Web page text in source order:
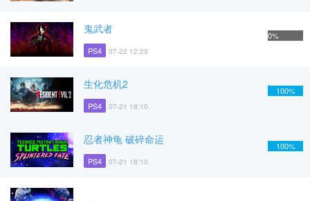
鬼武者
PS4 07-22 12:25
0%
生化危机2
PS4 07-21 18:10
100%
忍者神龟 破碎命运
PS4 07-21 18:10
100%